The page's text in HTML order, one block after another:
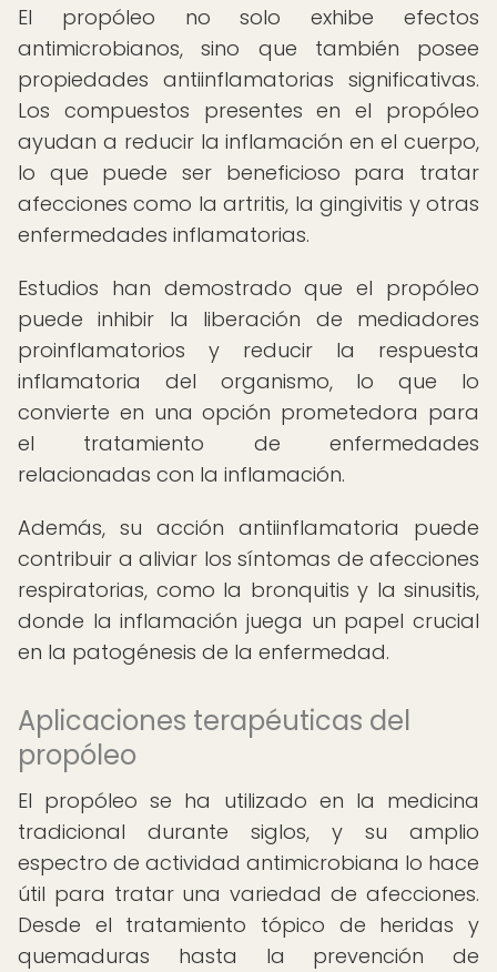
El propóleo no solo exhibe efectos
antimicrobianos, sino que también posee
propiedades antiinflamatorias significativas.
Los compuestos presentes en el propóleo
ayudan a reducir la inflamación en el cuerpo,
lo que puede ser beneficioso para tratar
afecciones como la artritis, la gingivitis y otras
enfermedades inflamatorias.
Estudios han demostrado que el propóleo
puede inhibir la liberación de mediadores
proinflamatorios y reducir la respuesta
inflamatoria del organismo, lo que lo
convierte en una opción prometedora para
el tratamiento de enfermedades
relacionadas con la inflamación.
Además, su acción antiinflamatoria puede
contribuir a aliviar los síntomas de afecciones
respiratorias, como la bronquitis y la sinusitis,
donde la inflamación juega un papel crucial
en la patogénesis de la enfermedad.
Aplicaciones terapéuticas del
propóleo
El propóleo se ha utilizado en la medicina
tradicional durante siglos, y su amplio
espectro de actividad antimicrobiana lo hace
útil para tratar una variedad de afecciones.
Desde el tratamiento tópico de heridas y
quemaduras hasta la prevención de